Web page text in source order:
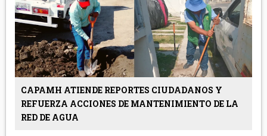
CAPAMH ATIENDE REPORTES CIUDADANOS Y
REFUERZA ACCIONES DE MANTENIMIENTO DE LA
RED DE AGUA